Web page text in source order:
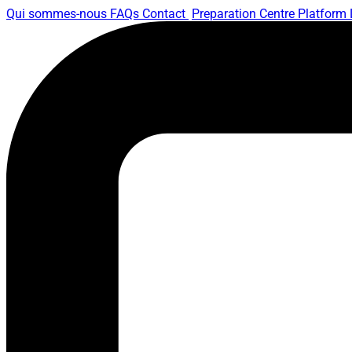
Qui sommes-nous FAQs Contact Preparation Centre Platform